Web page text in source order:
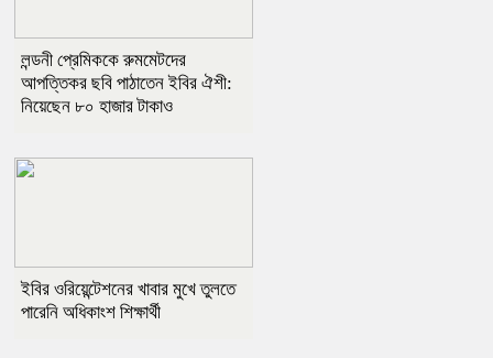
লন্ডনী প্রেমিককে রুমমেটদের
আপত্তিকর ছবি পাঠাতেন ইবির ঐশী:
নিয়েছেন ৮০ হাজার টাকাও
ইবির ওরিয়েন্টেশনের খাবার মুখে তুলতে
পারেনি অধিকাংশ শিক্ষার্থী